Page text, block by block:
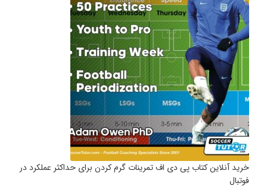
خرید آنلاین کتاب پی دی اف تمرینات گرم کردن برای حداکثر عملکرد در
فوتبال